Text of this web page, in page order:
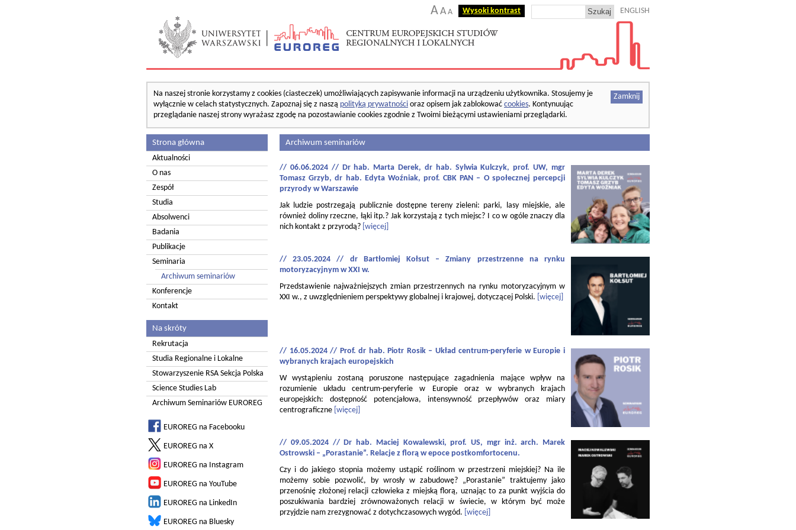
AA A Wysoki kontrast ENGLISH
Zamknij
Na naszej stronie korzystamy z cookies (ciasteczek) umożliwiających zapisywanie informacji na urządzeniu użytkownika. Stosujemy je
wyłącznie w celach statystycznych. Zapoznaj się z naszą polityką prywatności oraz opisem jak zablokować cookies. Kontynuując
przeglądanie naszej strony wyrażasz zgodę na pozostawianie cookies zgodnie z Twoimi bieżącymi ustawieniami przeglądarki.
Strona główna
Aktualności
O nas
Zespół
Studia
Absolwenci
Badania
Publikacje
Seminaria
Archiwum seminariów
Konferencje
Kontakt
Na skróty
Rekrutacja
Studia Regionalne i Lokalne
Stowarzyszenie RSA Sekcja Polska
Science Studies Lab
Archiwum Seminariów EUROREG
EUROREG na Facebooku
EUROREG na X
EUROREG na Instagram
EUROREG na YouTube
EUROREG na LinkedIn
EUROREG na Bluesky
Archiwum seminariów
// 06.06.2024 // Dr hab. Marta Derek, dr hab. Sylwia Kulczyk, prof. UW, mgr
Tomasz Grzyb, dr hab. Edyta Woźniak, prof. CBK PAN – O społecznej percepcji
przyrody w Warszawie
Jak ludzie postrzegają publicznie dostępne tereny zieleni: parki, lasy miejskie, ale
również doliny rzeczne, łąki itp.? Jak korzystają z tych miejsc? I co w ogóle znaczy dla
nich kontakt z przyrodą? [więcej]
// 23.05.2024 // dr Bartłomiej Kołsut – Zmiany przestrzenne na rynku
motoryzacyjnym w XXI w.
Przedstawienie najważniejszych zmian przestrzennych na rynku motoryzacyjnym w
XXI w., z uwzględnieniem perspektywy globalnej i krajowej, dotyczącej Polski. [więcej]
// 16.05.2024 // Prof. dr hab. Piotr Rosik – Układ centrum-peryferie w Europie i
wybranych krajach europejskich
W wystąpieniu zostaną poruszone następujące zagadnienia mające wpływ na
rozumienie układu centrum-peryferie w Europie oraz w wybranych krajach
europejskich: dostępność potencjałowa, intensywność przepływów oraz miary
centrograficzne [więcej]
// 09.05.2024 // Dr hab. Maciej Kowalewski, prof. US, mgr inż. arch. Marek
Ostrowski – „Porastanie”. Relacje z florą w epoce postkomfortocenu.
Czy i do jakiego stopnia możemy ustąpić roślinom w przestrzeni miejskiej? Na ile
możemy sobie pozwolić, by wrosły w zabudowę? „Porastanie” traktujemy jako
przenośnię złożonej relacji człowieka z miejską florą, uznając to za punkt wyjścia do
poszukiwania bardziej zrównoważonych relacji w świecie, w którym być może
przyjdzie nam zrezygnować z dotychczasowych wygód. [więcej]